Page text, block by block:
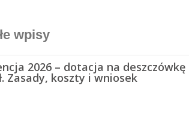
wpisy
2026 – dotacja na deszczówkę
Zasady, koszty i wniosek